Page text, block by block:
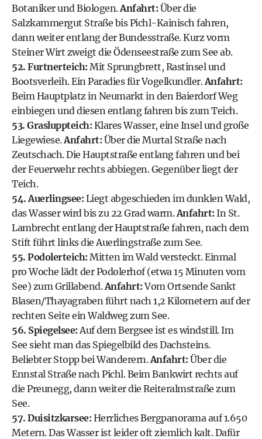
Botaniker und Biologen.Anfahrt: Über die
Salzkammergut Straße bis Pichl-Kainisch fahren,
dann weiter entlang der Bundesstraße. Kurz vorm
Steiner Wirt zweigt die Ödenseestraße zum See ab.
52. Furtnerteich: Mit Sprungbrett, Rastinsel und
Bootsverleih. Ein Paradies für Vogelkundler.Anfahrt:
Beim Hauptplatz in Neumarkt in den Baierdorf Weg
einbiegen und diesen entlang fahren bis zum Teich.
53. Grasluppteich: Klares Wasser, eine Insel und große
Liegewiese.Anfahrt: Über die Murtal Straße nach
Zeutschach. Die Hauptstraße entlang fahren und bei
der Feuerwehr rechts abbiegen. Gegenüber liegt der
Teich.
54. Auerlingsee: Liegt abgeschieden im dunklen Wald,
das Wasser wird bis zu 22 Grad warm.Anfahrt: In St.
Lambrecht entlang der Hauptstraße fahren, nach dem
Stift führt links die Auerlingstraße zum See.
55. Podolerteich: Mitten im Wald versteckt. Einmal
pro Woche lädt der Podolerhof (etwa 15 Minuten vom
See) zum Grillabend.Anfahrt:Vom Ortsende Sankt
Blasen/Thayagraben führt nach 1,2 Kilometern auf der
rechten Seite ein Waldweg zum See.
56. Spiegelsee: Auf dem Bergsee ist es windstill. Im
See sieht man das Spiegelbild des Dachsteins.
Beliebter Stopp bei Wanderern.Anfahrt: Über die
Ennstal Straße nach Pichl. Beim Bankwirt rechts auf
die Preunegg, dann weiter die Reiteralmstraße zum
See.
57. Duisitzkarsee: Herrliches Bergpanorama auf 1.650
Metern. Das Wasser ist leider oft ziemlich kalt. Dafür